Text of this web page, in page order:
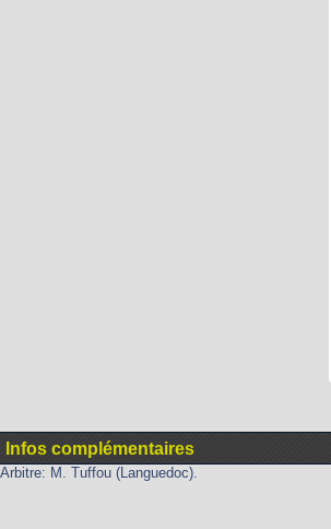
Infos complémentaires
Arbitre: M. Tuffou (Languedoc).